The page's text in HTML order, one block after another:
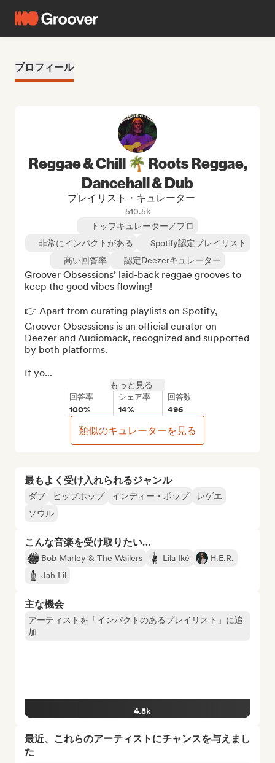
プロフィール
最もよく受け入れられるジャンル
ダブ ヒップホップ インディー・ポップ
レゲエ
ソウル
こんな音楽を受け取りたい…
Bob Marley & The Wailers Lila Iké
H.E.R.
Jah Lil
主な機会
アーティストを「インパクトのあるプレイリスト」に追
加
4.8k
最近、これらのアーティストにチャンスを与えまし
た
Reggae & Chill 🌴 Roots Reggae,
Dancehall & Dub
プレイリスト・キュレーター
510.5k
トップキュレーター／プロ
非常にインパクトがある
Spotify認定プレイリスト
高い回答率
認定Deezerキュレーター
Groover Obsessions’ laid-back reggae grooves to
keep the good vibes flowing!
👉 Apart from curating playlists on Spotify,
Groover Obsessions is an official curator on
Deezer and Audiomack, recognized and supported
by both platforms.
If yo...
もっと見る
回答率
100%
シェア率
14%
回答数
496
類似のキュレーターを見る